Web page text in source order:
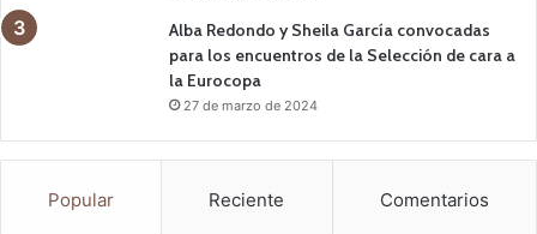
Alba Redondo y Sheila García convocadas
para los encuentros de la Selección de cara a
la Eurocopa
27 de marzo de 2024
Popular Reciente Comentarios